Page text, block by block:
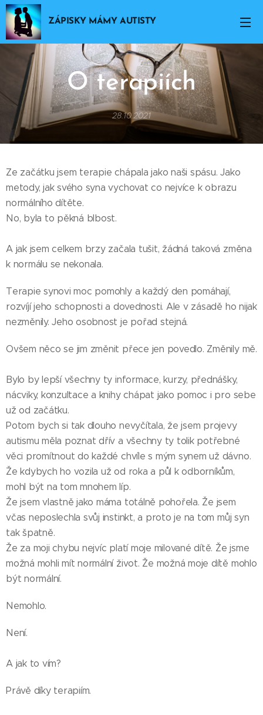
ZÁPISKY MÁMY AUTISTY
O terapiích
28.10.2021
Ze začátku jsem terapie chápala jako naši spásu. Jako
metody, jak svého syna vychovat co nejvíce k obrazu
normálního dítěte.
No, byla to pěkná blbost.
A jak jsem celkem brzy začala tušit, žádná taková změna
k normálu se nekonala.
Terapie synovi moc pomohly a každý den pomáhají,
rozvíjí jeho schopnosti a dovednosti. Ale v zásadě ho nijak
nezměnily. Jeho osobnost je pořad stejná.
Ovšem něco se jim změnit přece jen povedlo. Změnily mě.
Bylo by lepší všechny ty informace, kurzy, přednášky,
nácviky, konzultace a knihy chápat jako pomoc i pro sebe
už od začátku.
Potom bych si tak dlouho nevyčítala, že jsem projevy
autismu měla poznat dřív a všechny ty tolik potřebné
věci promítnout do každé chvíle s mým synem už dávno.
Že kdybych ho vozila už od roka a půl k odborníkům,
mohl být na tom mnohem líp.
Že jsem vlastně jako máma totálně pohořela. Že jsem
včas neposlechla svůj instinkt, a proto je na tom můj syn
tak špatně.
Že za moji chybu nejvíc platí moje milované dítě. Že jsme
možná mohli mít normální život. Že možná moje dítě mohlo
být normální.
Nemohlo.
Není.
A jak to vím?
Právě díky terapiím.